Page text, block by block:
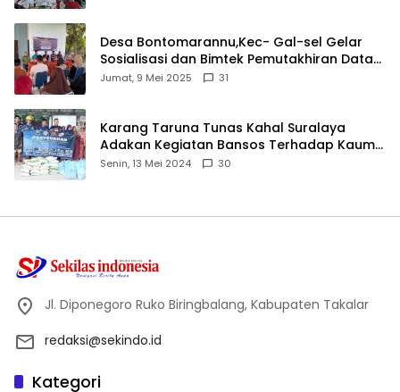
Desa Bontomarannu,Kec- Gal-sel Gelar
Sosialisasi dan Bimtek Pemutakhiran Data
ID
Jumat, 9 Mei 2025 31
Karang Taruna Tunas Kahal Suralaya
Adakan Kegiatan Bansos Terhadap Kaum
Dhuafa dan Anak Yatim-Piatu
Senin, 13 Mei 2024 30
Jl. Diponegoro Ruko Biringbalang, Kabupaten Takalar
redaksi@sekindo.id
Kategori